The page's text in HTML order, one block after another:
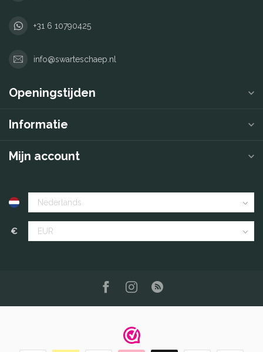
+31 6 10790425
info@swarteschaep.nl
Openingstijden
Informatie
Mijn account
€